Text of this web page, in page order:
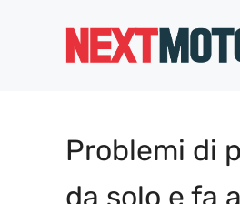
Problemi di
da solo e fa